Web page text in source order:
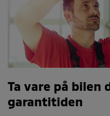
Ta vare på bilen
garantitiden